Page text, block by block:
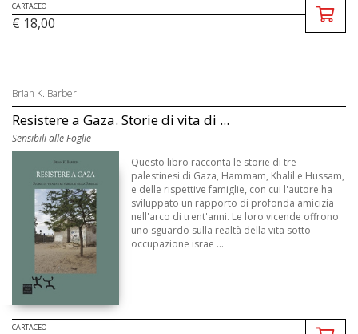
CARTACEO
€ 18,00
Brian K. Barber
Resistere a Gaza. Storie di vita di ...
Sensibili alle Foglie
Questo libro racconta le storie di tre
palestinesi di Gaza, Hammam, Khalil e Hussam,
e delle rispettive famiglie, con cui l'autore ha
sviluppato un rapporto di profonda amicizia
nell'arco di trent'anni. Le loro vicende offrono
uno sguardo sulla realtà della vita sotto
occupazione israe ...
CARTACEO